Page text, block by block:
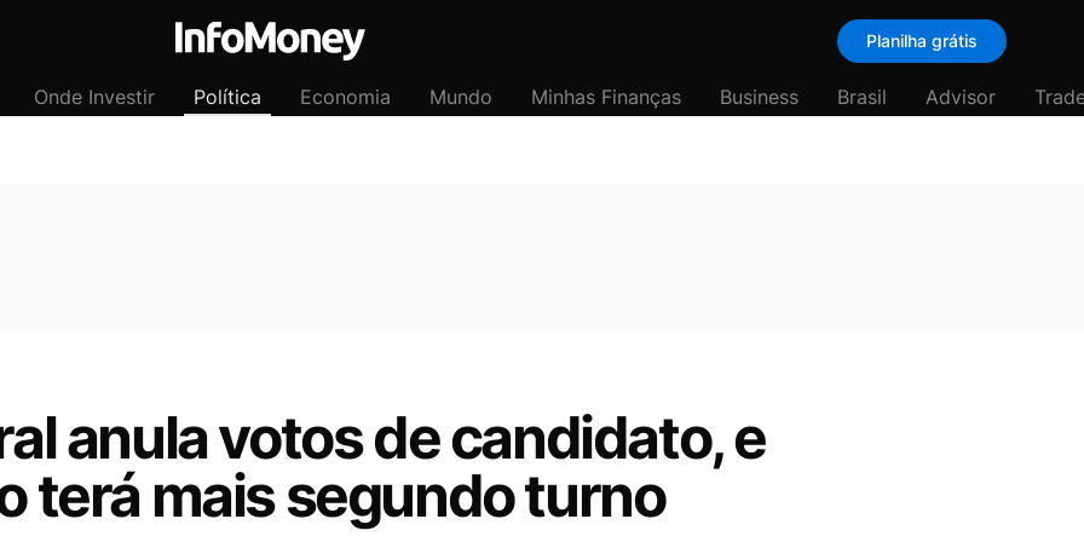
Planilha grátis
Onde Investir Política Economia Mundo Minhas Finanças Business Brasil Advisor
anula votos de candidato, e
terá mais segundo turno